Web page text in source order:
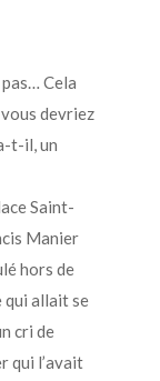
Cela
devriez
t-il, un
Saint-
Manier
hors de
qui allait se
cri de
qui l’avait